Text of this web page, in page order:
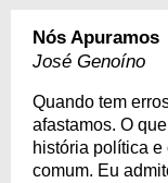
Nós Apuramos
José Genoíno
Quando tem
afastamos. O
história política
comum. Eu